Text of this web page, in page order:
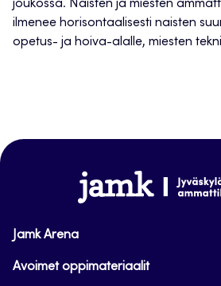
joukossa. Naisten ja miesten
ilmenee horisontaalisesti naisten
opetus- ja hoiva-alalle, miesten
www.jamk.fi
Jamk Arena
Avoimet oppimateriaalit